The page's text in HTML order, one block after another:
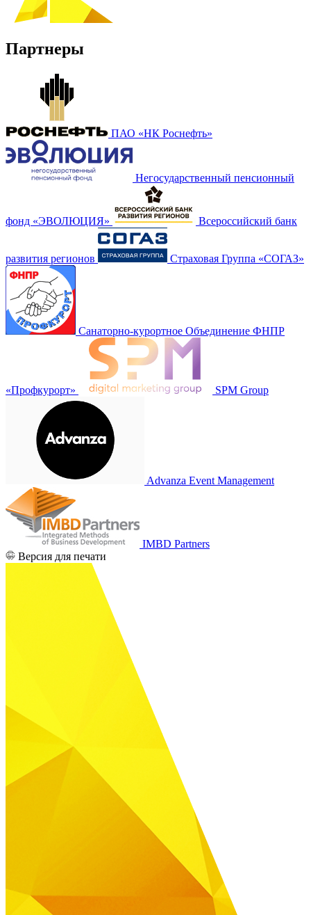
Партнеры
ПАО «НК Роснефть»
Негосударственный пенсионный
фонд «ЭВОЛЮЦИЯ» Всероссийский банк
развития регионов Страховая Группа «СОГАЗ»
Санаторно-курортное Объединение ФНПР
«Профкурорт» SPM Group
Advanza Event Management
IMBD Partners
Версия для печати